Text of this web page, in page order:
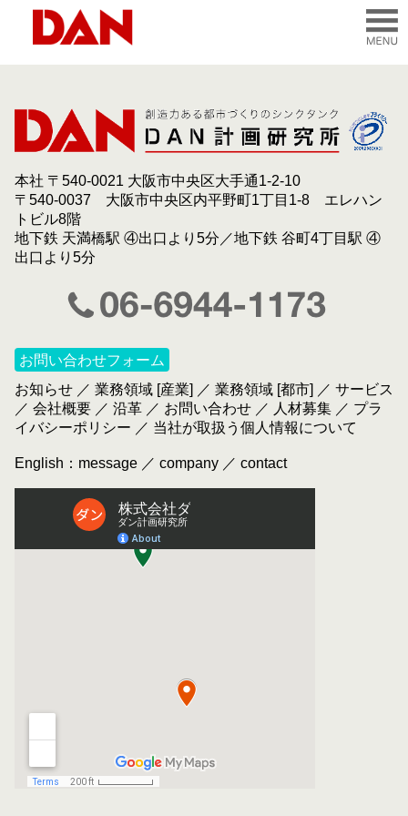
本社 〒540-0021 大阪市中央区大手通1-2-10
〒540-0037 大阪市中央区内平野町1丁目1-8 エレハン
トビル8階
地下鉄 天満橋駅 ④出口より5分／地下鉄 谷町4丁目駅 ④
出口より5分
お問い合わせフォーム
お知らせ ／ 業務領域 [産業] ／ 業務領域 [都市] ／ サービス
／ 会社概要 ／ 沿革 ／ お問い合わせ ／ 人材募集 ／ プラ
イバシーポリシー ／ 当社が取扱う個人情報について
English： message ／ company ／ contact